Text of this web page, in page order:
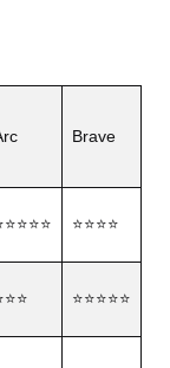
Brave
⭐⭐⭐⭐
⭐⭐⭐⭐⭐